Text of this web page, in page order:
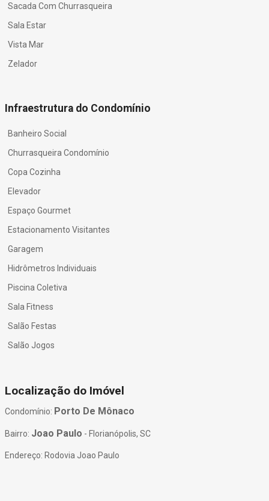
Sacada Com Churrasqueira
Sala Estar
Vista Mar
Zelador
Infraestrutura do Condomínio
Banheiro Social
Churrasqueira Condomínio
Copa Cozinha
Elevador
Espaço Gourmet
Estacionamento Visitantes
Garagem
Hidrômetros Individuais
Piscina Coletiva
Sala Fitness
Salão Festas
Salão Jogos
Localização do Imóvel
Condomínio: Porto De Mônaco
Bairro: Joao Paulo - Florianópolis, SC
Endereço: Rodovia Joao Paulo